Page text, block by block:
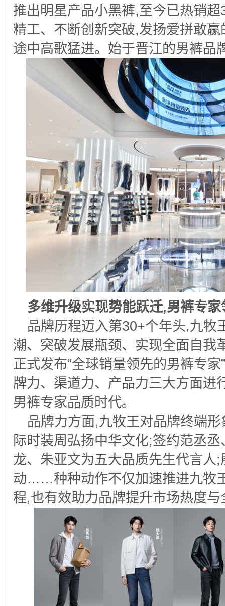
推出明星产品小黑裤,至今已热销
精工、不断创新突破,发扬爱拼敢
途中高歌猛进。始于晋江的男裤品
多维升级实现势能跃迁,男裤专
品牌历程迈入第30+个年头,九牧
潮、突破发展瓶颈、实现全面自我
正式发布“全球销量领先的男裤专
牌力、渠道力、产品力三大方面进
男裤专家品质时代。
品牌力方面,九牧王对品牌终端
际时装周弘扬中华文化;签约范丞
龙、朱亚文为五大品质先生代言人
动……种种动作不仅加速推进九牧
程,也有效助力品牌提升市场热度与